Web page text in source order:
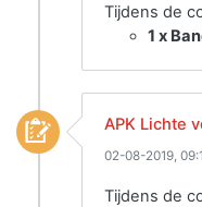
Tijdens de
1 x
APK Lichte
02-08-2019,
Tijdens de